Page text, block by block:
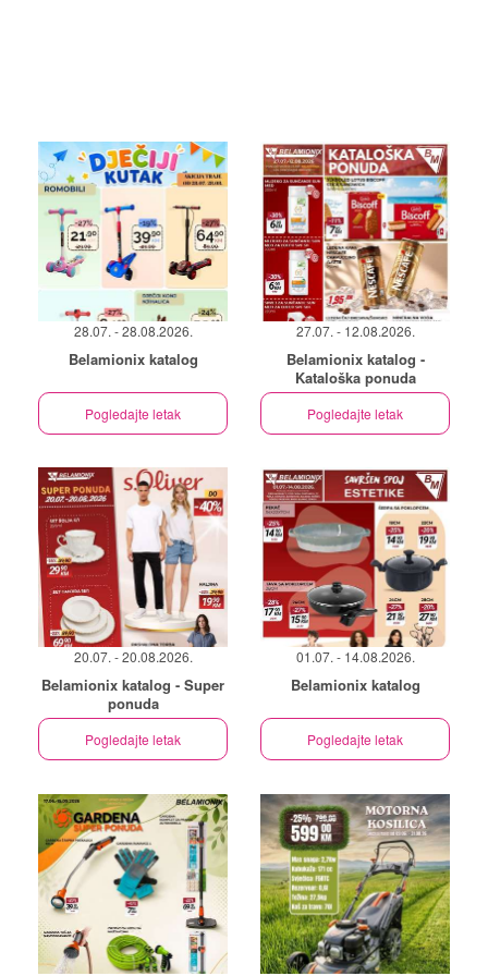
28.07. - 28.08.2026.
Belamionix katalog
Pogledajte letak
27.07. - 12.08.2026.
Belamionix katalog -
Kataloška ponuda
Pogledajte letak
20.07. - 20.08.2026.
Belamionix katalog - Super
ponuda
Pogledajte letak
01.07. - 14.08.2026.
Belamionix katalog
Pogledajte letak